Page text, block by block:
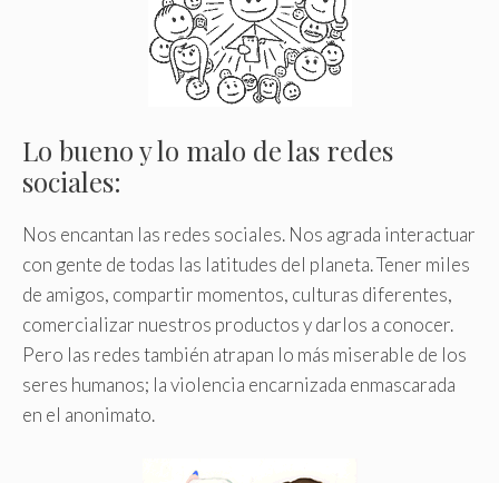
Lo bueno y lo malo de las redes
sociales:
Nos encantan las redes sociales. Nos agrada interactuar
con gente de todas las latitudes del planeta. Tener miles
de amigos, compartir momentos, culturas diferentes,
comercializar nuestros productos y darlos a conocer.
Pero las redes también atrapan lo más miserable de los
seres humanos; la violencia encarnizada enmascarada
en el anonimato.